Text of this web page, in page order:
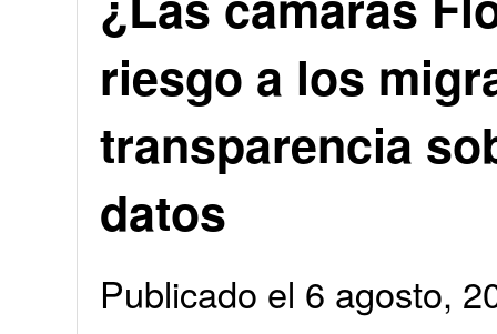
riesgo a los
transparencia
datos
Publicado el 6 agosto,